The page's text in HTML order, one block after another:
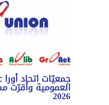
جمعيّات اتحاد
العمومية وأقرّت
2026